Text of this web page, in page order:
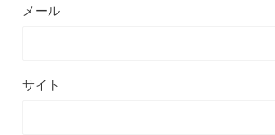
メール
サイト